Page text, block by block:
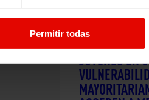
Permitir todas
JÓVENES EN